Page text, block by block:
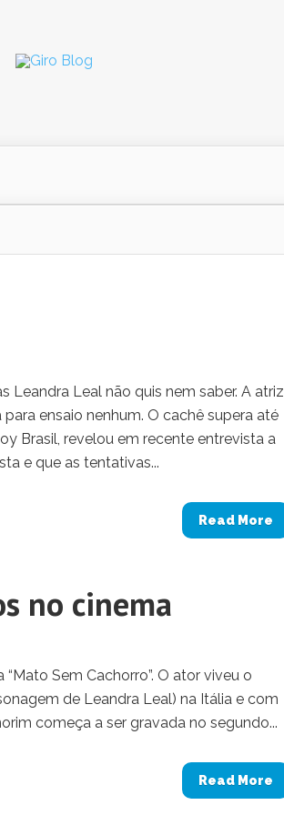
Leandra Leal não quis nem saber. A atriz
ensaio nenhum. O cachê supera até
Brasil, revelou em recente entrevista a
e que as tentativas...
Read More
no cinema
Sem Cachorro”. O ator viveu o
de Leandra Leal) na Itália e com
começa a ser gravada no segundo...
Read More